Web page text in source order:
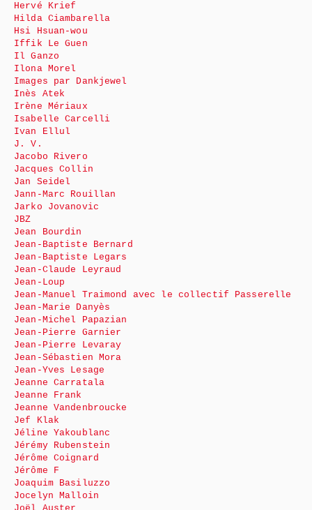
Hervé Krief
Hilda Ciambarella
Hsi Hsuan-wou
Iffik Le Guen
Il Ganzo
Ilona Morel
Images par Dankjewel
Inès Atek
Irène Mériaux
Isabelle Carcelli
Ivan Ellul
J. V.
Jacobo Rivero
Jacques Collin
Jan Seidel
Jann-Marc Rouillan
Jarko Jovanovic
JBZ
Jean Bourdin
Jean-Baptiste Bernard
Jean-Baptiste Legars
Jean-Claude Leyraud
Jean-Loup
Jean-Manuel Traimond avec le collectif Passerelle
Jean-Marie Danyès
Jean-Michel Papazian
Jean-Pierre Garnier
Jean-Pierre Levaray
Jean-Sébastien Mora
Jean-Yves Lesage
Jeanne Carratala
Jeanne Frank
Jeanne Vandenbroucke
Jef Klak
Jéline Yakoublanc
Jérémy Rubenstein
Jérôme Coignard
Jérôme F
Joaquim Basiluzzo
Jocelyn Malloin